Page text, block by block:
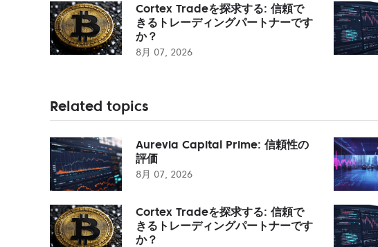
Cortex Tradeを探求する: 信頼で
きるトレーディングパートナーです
か？
8月 07, 2026
Related topics
Aurevia Capital Prime: 信頼性の
評価
8月 07, 2026
Cortex Tradeを探求する: 信頼で
きるトレーディングパートナーです
か？